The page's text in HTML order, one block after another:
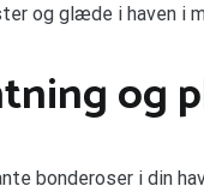
og glæde i haven i
og
bonderoser i din